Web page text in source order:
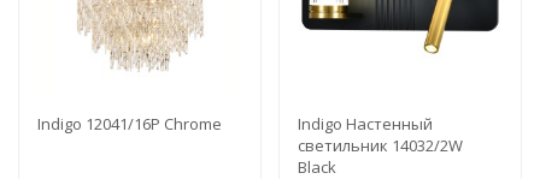
Indigo 12041/16P Chrome
Indigo Настенный
светильник 14032/2W
Black